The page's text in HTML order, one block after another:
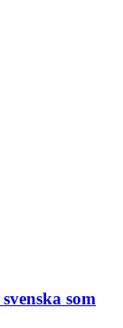
som